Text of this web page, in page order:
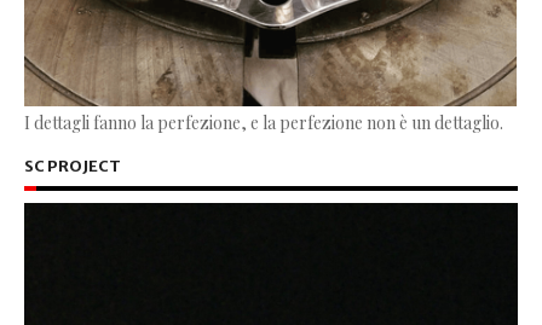
I dettagli fanno la perfezione, e la perfezione non è un dettaglio.
SC PROJECT